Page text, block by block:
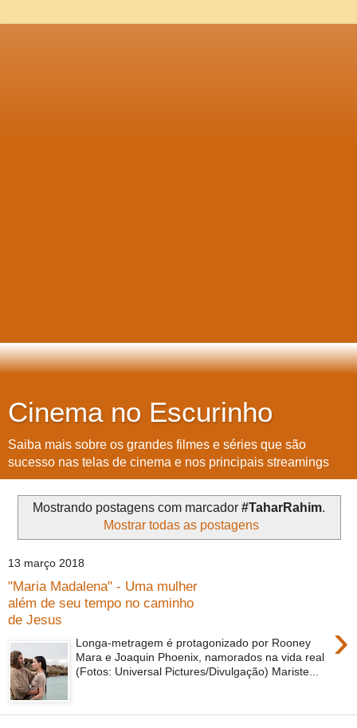
Cinema no Escurinho
Saiba mais sobre os grandes filmes e séries que são
sucesso nas telas de cinema e nos principais streamings
Mostrando postagens com marcador #TaharRahim.
Mostrar todas as postagens
13 março 2018
"Maria Madalena" - Uma mulher
além de seu tempo no caminho
de Jesus
›
Longa-metragem é protagonizado por Rooney
Mara e Joaquin Phoenix, namorados na vida real
(Fotos: Universal Pictures/Divulgação) Mariste...